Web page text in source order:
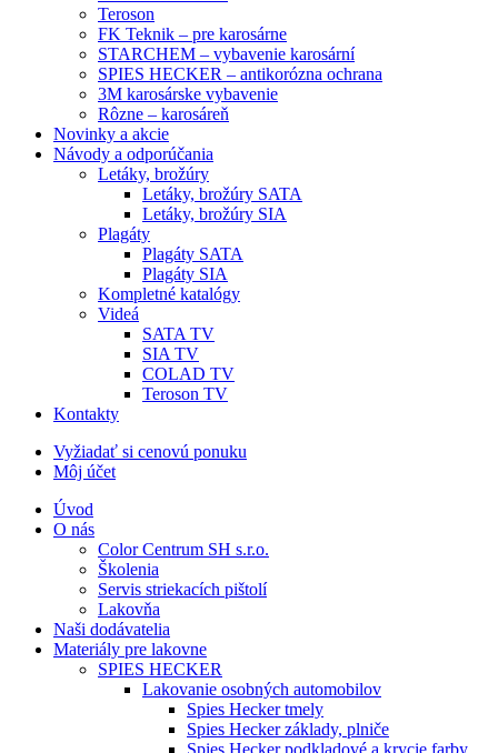
Teroson
FK Teknik – pre karosárne
STARCHEM – vybavenie karosární
SPIES HECKER – antikorózna ochrana
3M karosárske vybavenie
Rôzne – karosáreň
Novinky a akcie
Návody a odporúčania
Letáky, brožúry
Letáky, brožúry SATA
Letáky, brožúry SIA
Plagáty
Plagáty SATA
Plagáty SIA
Kompletné katalógy
Videá
SATA TV
SIA TV
COLAD TV
Teroson TV
Kontakty
Vyžiadať si cenovú ponuku
Môj účet
Úvod
O nás
Color Centrum SH s.r.o.
Školenia
Servis striekacích pištolí
Lakovňa
Naši dodávatelia
Materiály pre lakovne
SPIES HECKER
Lakovanie osobných automobilov
Spies Hecker tmely
Spies Hecker základy, plniče
Spies Hecker podkladové a krycie farby